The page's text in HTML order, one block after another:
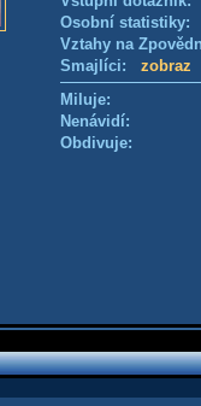
Osobní
Vztahy na
Smajlíci: zobraz
Miluje:
Nenávidí:
Obdivuje: